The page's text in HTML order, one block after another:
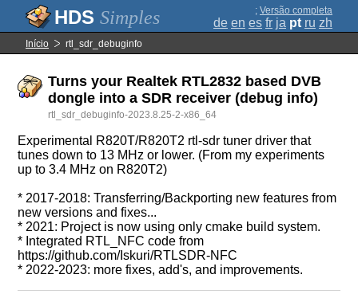
Simples ; Versão completa
de en es fr ja pt ru zh
Início rtl_sdr_debuginfo
Turns your Realtek RTL2832 based DVB
dongle into a SDR receiver (debug info)
rtl_sdr_debuginfo-2023.8.25-2-x86_64
Experimental R820T/R820T2 rtl-sdr tuner driver that
tunes down to 13 MHz or lower. (From my experiments
up to 3.4 MHz on R820T2)
* 2017-2018: Transferring/Backporting new features from
new versions and fixes...
* 2021: Project is now using only cmake build system.
* Integrated RTL_NFC code from
https://github.com/Iskuri/RTLSDR-NFC
* 2022-2023: more fixes, add's, and improvements.